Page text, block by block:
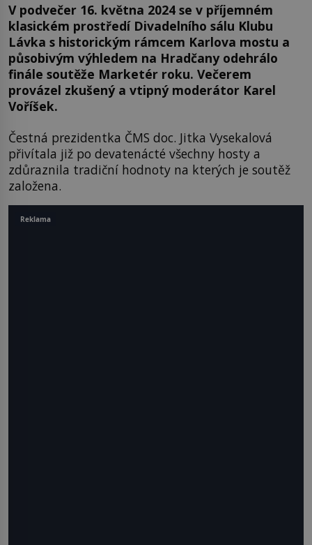
V podvečer 16. května 2024 se v příjemném
klasickém prostředí Divadelního sálu Klubu
Lávka s historickým rámcem Karlova mostu a
působivým výhledem na Hradčany odehrálo
finále soutěže Marketér roku. Večerem
provázel zkušený a vtipný moderátor Karel
Voříšek.
Čestná prezidentka ČMS doc. Jitka Vysekalová
přivítala již po devatenácté všechny hosty a
zdůraznila tradiční hodnoty na kterých je soutěž
založena.
Reklama